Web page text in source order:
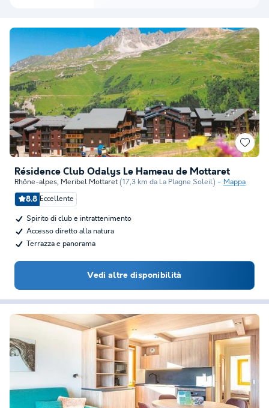
Résidence Club Odalys Le Hameau de Mottaret
Rhône-alpes, Meribel Mottaret (17,3 km da La Plagne Soleil) Mappa
8.8 Eccellente
Spirito di club e intrattenimento
Accesso diretto alla natura
Terrazza e panorama
Vedi altre disponibilità